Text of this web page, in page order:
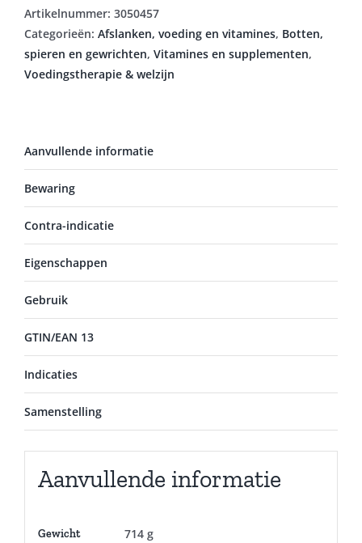
METAGENICS
aantal
Artikelnummer: 3050457
Categorieën: Afslanken, voeding en vitamines, Botten,
spieren en gewrichten, Vitamines en supplementen,
Voedingstherapie & welzijn
Aanvullende informatie
Bewaring
Contra-indicatie
Eigenschappen
Gebruik
GTIN/EAN 13
Indicaties
Samenstelling
Aanvullende informatie
Gewicht 714 g